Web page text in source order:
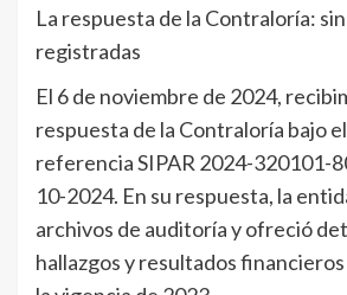
La respuesta de la Contraloría:
registradas
El 6 de noviembre de 2024,
respuesta de la Contraloría bajo
referencia SIPAR 2024-320101-
10-2024. En su respuesta, la
archivos de auditoría y ofreció
hallazgos y resultados financieros